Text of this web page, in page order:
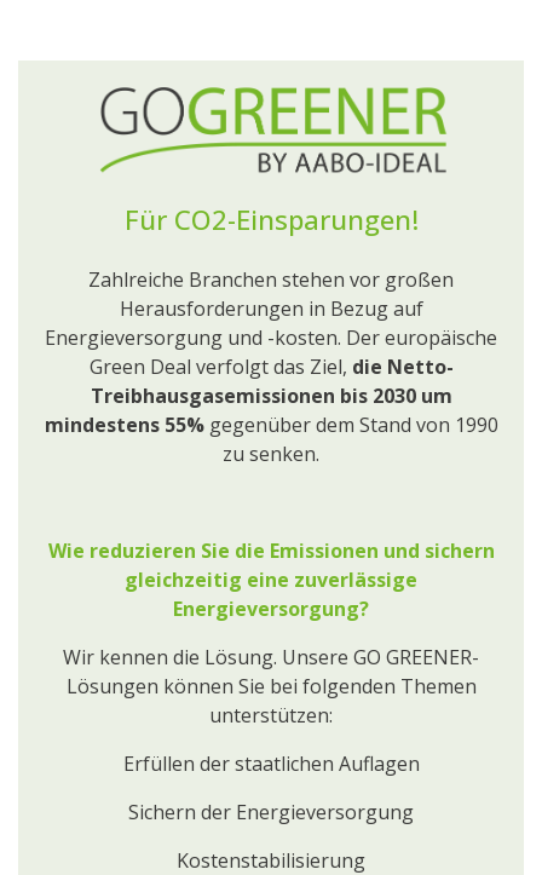
Für CO2-Einsparungen!
Zahlreiche Branchen stehen vor großen
Herausforderungen in Bezug auf
Energieversorgung und -kosten. Der europäische
Green Deal verfolgt das Ziel, die Netto-
Treibhausgasemissionen bis 2030 um
mindestens 55%gegenüber dem Stand von 1990
zu senken.
Wie reduzieren Sie die Emissionen und sichern
gleichzeitig eine zuverlässige
Energieversorgung?
Wir kennen die Lösung. Unsere GO GREENER-
Lösungen können Sie bei folgenden Themen
unterstützen:
Erfüllen der staatlichen Auflagen
Sichern der Energieversorgung
Kostenstabilisierung